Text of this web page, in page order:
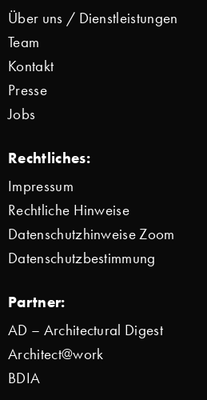
Über uns / Dienstleistungen
Team
Kontakt
Presse
Jobs
Rechtliches:
Impressum
Rechtliche Hinweise
Datenschutzhinweise Zoom
Datenschutzbestimmung
Partner:
AD – Architectural Digest
Architect@work
BDIA